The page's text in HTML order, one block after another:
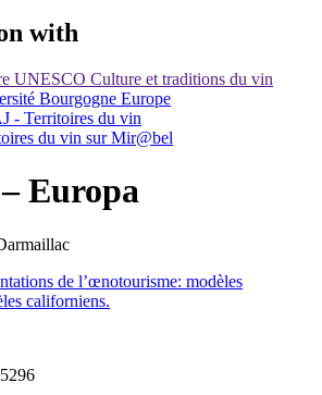
with
Europa
de l’œnotourisme: modèles
californiens.